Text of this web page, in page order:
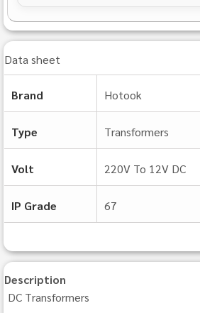
Data sheet
Brand Hotook
Type Transformers
Volt 220V To 12V DC
IP Grade 67
Description
DC Transformers